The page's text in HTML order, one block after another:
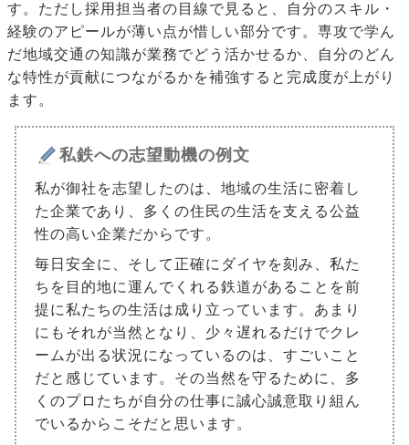
す。ただし採用担当者の目線で見ると、自分のスキル・
経験のアピールが薄い点が惜しい部分です。専攻で学ん
だ地域交通の知識が業務でどう活かせるか、自分のどん
な特性が貢献につながるかを補強すると完成度が上がり
ます。
私鉄への志望動機の例文
私が御社を志望したのは、地域の生活に密着し
た企業であり、多くの住民の生活を支える公益
性の高い企業だからです。
毎日安全に、そして正確にダイヤを刻み、私た
ちを目的地に運んでくれる鉄道があることを前
提に私たちの生活は成り立っています。あまり
にもそれが当然となり、少々遅れるだけでクレ
ームが出る状況になっているのは、すごいこと
だと感じています。その当然を守るために、多
くのプロたちが自分の仕事に誠心誠意取り組ん
でいるからこそだと思います。